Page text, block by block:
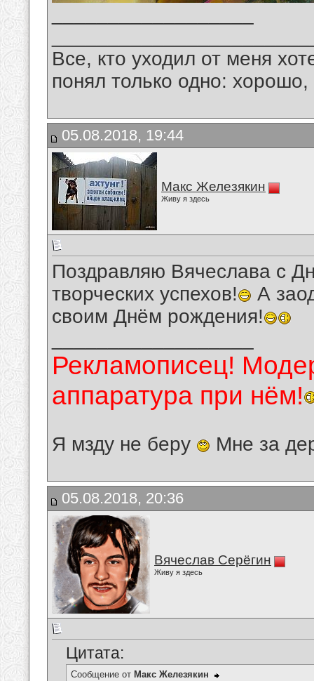
Все, кто уходил от меня
понял только одно:
05.08.2018, 19:44
Макс Железякин
Живу я здесь
Поздравляю Вячеслава с
творческих успехов!
А
своим Днём рождения!
Рекламописец!
аппаратура при нём!
Я мзду не беру Мне за
05.08.2018, 20:36
Вячеслав Серёгин
Живу я здесь
Цитата:
Сообщение от Макс Железякин